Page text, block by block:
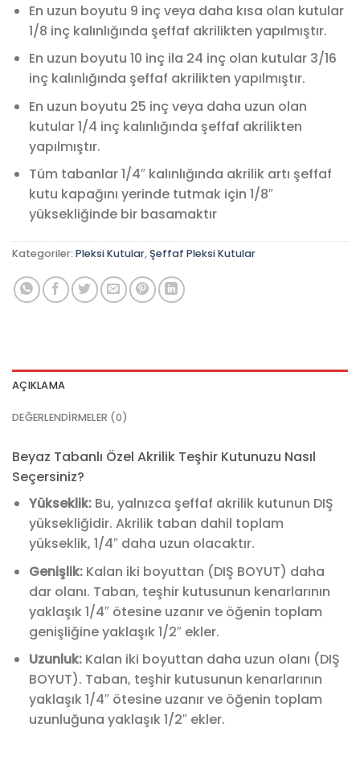
En uzun boyutu 9 inç veya daha kısa olan kutular
1/8 inç kalınlığında şeffaf akrilikten yapılmıştır.
En uzun boyutu 10 inç ila 24 inç olan kutular 3/16
inç kalınlığında şeffaf akrilikten yapılmıştır.
En uzun boyutu 25 inç veya daha uzun olan
kutular 1/4 inç kalınlığında şeffaf akrilikten
yapılmıştır.
Tüm tabanlar 1/4″ kalınlığında akrilik artı şeffaf
kutu kapağını yerinde tutmak için 1/8″
yüksekliğinde bir basamaktır
Kategoriler: Pleksi Kutular,Şeffaf Pleksi Kutular
AÇIKLAMA
DEĞERLENDIRMELER (0)
Beyaz Tabanlı Özel Akrilik Teşhir Kutunuzu Nasıl
Seçersiniz?
Yükseklik:Bu, yalnızca şeffaf akrilik kutunun DIŞ
yüksekliğidir. Akrilik taban dahil toplam
yükseklik, 1/4″ daha uzun olacaktır.
Genişlik:Kalan iki boyuttan (DIŞ BOYUT) daha
dar olanı. Taban, teşhir kutusunun kenarlarının
yaklaşık 1/4″ ötesine uzanır ve öğenin toplam
genişliğine yaklaşık 1/2″ ekler.
Uzunluk:Kalan iki boyuttan daha uzun olanı (DIŞ
BOYUT). Taban, teşhir kutusunun kenarlarının
yaklaşık 1/4″ ötesine uzanır ve öğenin toplam
uzunluğuna yaklaşık 1/2″ ekler.